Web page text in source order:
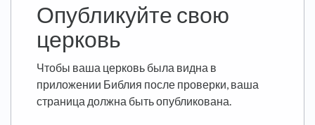
Опубликуйте свою
церковь
Чтобы ваша церковь была видна в
приложении Библия после проверки, ваша
страница должна быть опубликована.